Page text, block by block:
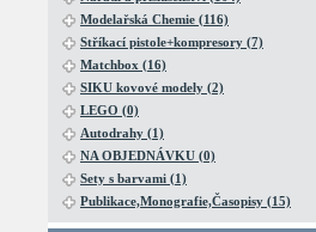
Modelařská Chemie (116)
Stříkací pistole+kompresory (7)
Matchbox (16)
SIKU kovové modely (2)
LEGO (0)
Autodrahy (1)
NA OBJEDNÁVKU (0)
Sety s barvami (1)
Publikace,Monografie,Časopisy (15)